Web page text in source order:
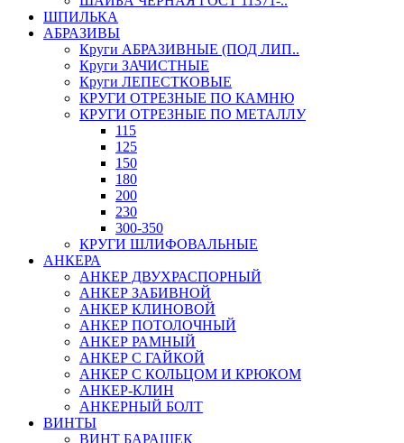
ШПИЛЬКА
АБРАЗИВЫ
Круги АБРАЗИВНЫЕ (ПОД ЛИП..
Круги ЗАЧИСТНЫЕ
Круги ЛЕПЕСТКОВЫЕ
КРУГИ ОТРЕЗНЫЕ ПО КАМНЮ
КРУГИ ОТРЕЗНЫЕ ПО МЕТАЛЛУ
115
125
150
180
200
230
300-350
КРУГИ ШЛИФОВАЛЬНЫЕ
АНКЕРА
АНКЕР ДВУХРАСПОРНЫЙ
АНКЕР ЗАБИВНОЙ
АНКЕР КЛИНОВОЙ
АНКЕР ПОТОЛОЧНЫЙ
АНКЕР РАМНЫЙ
АНКЕР С ГАЙКОЙ
АНКЕР С КОЛЬЦОМ И КРЮКОМ
АНКЕР-КЛИН
АНКЕРНЫЙ БОЛТ
ВИНТЫ
ВИНТ БАРАШЕК